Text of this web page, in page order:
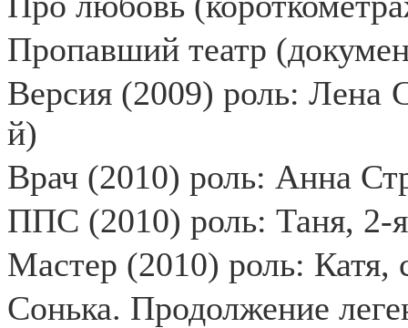
Пропавший театр
Версия (2009) роль:
й)
Врач (2010) роль: Анна
ППС (2010) роль: Таня, 2-
Мастер (2010) роль: Катя,
Сонька. Продолжение